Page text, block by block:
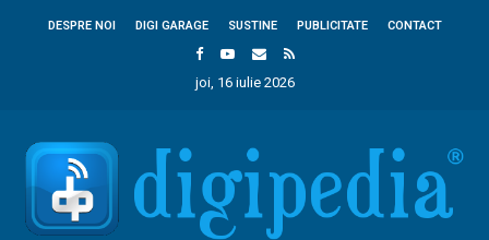
DESPRE NOI DIGI GARAGE SUSTINE PUBLICITATE CONTACT
joi, 16 iulie 2026